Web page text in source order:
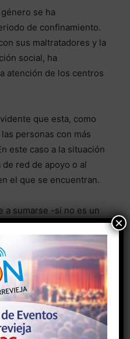
se ha
de confinamiento.
sus maltratadores y la
social, ha
atención de los centros
que esta, como
personas con más
este caso a la situación
red de apoyo o al
el que se encuentran.
a sumarse -si no es un
y climática que ya
hay que apostar por un
que pongo la salud
el centro de las
sostenimiento de la vida
somos la primera puerta
×